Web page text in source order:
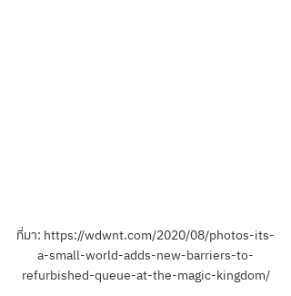
ที่มา: https://wdwnt.com/2020/08/photos-its-
a-small-world-adds-new-barriers-to-
refurbished-queue-at-the-magic-kingdom/